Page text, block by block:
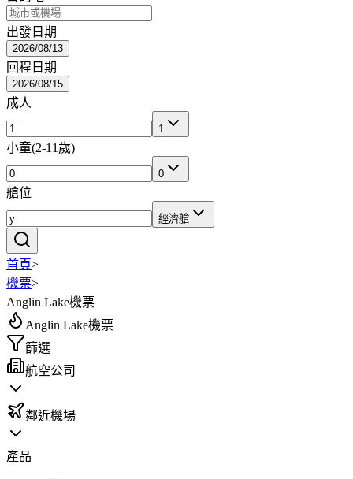
出發日期
2026/08/13
回程日期
2026/08/15
成人
1
小童(2-11歲)
0
艙位
經濟艙
首頁>
機票>
Anglin Lake機票
Anglin Lake機票
篩選
航空公司
鄰近機場
產品